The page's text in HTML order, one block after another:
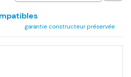
garantie constructeur préservée